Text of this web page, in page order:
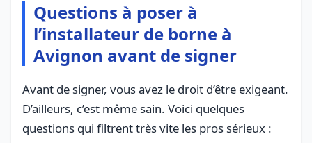
Questions à poser à
l’installateur de borne à
Avignon avant de signer
Avant de signer, vous avez le droit d’être exigeant.
D’ailleurs, c’est même sain. Voici quelques
questions qui filtrent très vite les pros sérieux :